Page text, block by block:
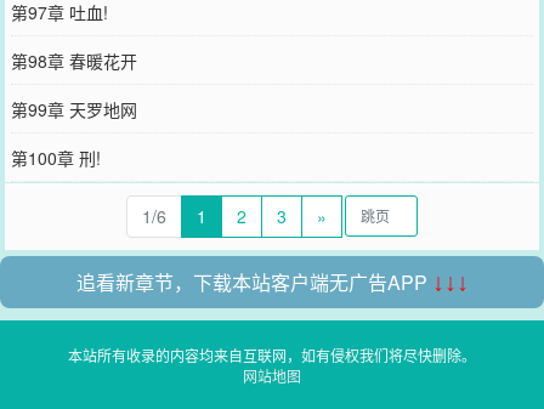
第97章 吐血!
第98章 春暖花开
第99章 天罗地网
第100章 刑!
1/6 1 2 3 »
追看新章节，下载本站客户端无广告APP ↓↓↓
本站所有收录的内容均来自互联网，如有侵权我们将尽快删除。
网站地图